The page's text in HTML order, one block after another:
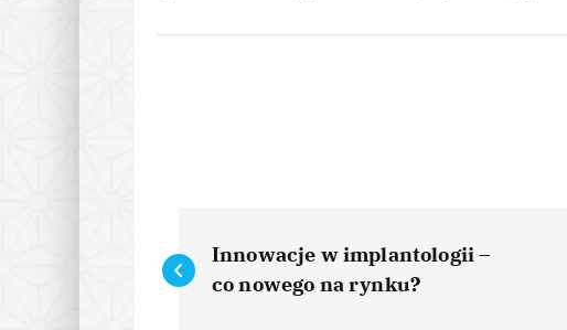
N
a
Innowacje w implantologii –
co nowego na rynku?